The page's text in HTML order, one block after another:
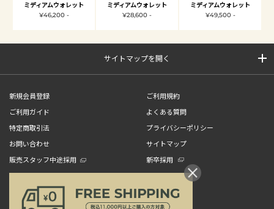
ミディアムウォレット
¥46,200 -
ミディアムウォレット
¥28,600 -
ミディアムウォレット
¥49,500 -
サイトマップを開く
新規会員登録
ご利用規約
ご利用ガイド
よくある質問
特定商取引法
プライバシーポリシー
お問い合わせ
サイトマップ
販売スタッフ中途採用
新卒採用